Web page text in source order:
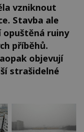
vzniknout
Stavba ale
opuštěná ruiny
příběhů.
objevují
strašidelné